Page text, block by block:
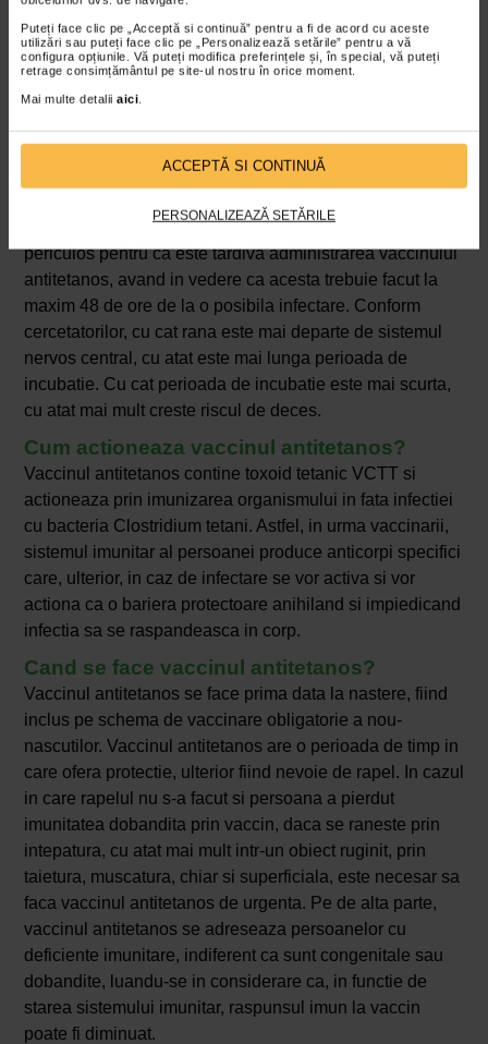
Puteți face clic pe „Acceptă si continuă” pentru a fi de acord cu aceste
utilizări sau puteți face clic pe „Personalizează setările” pentru a vă
configura opțiunile. Vă puteți modifica preferințele și, în special, vă puteți
retrage consimțământul pe site-ul nostru în orice moment.
Mai multe detalii aici.
ACCEPTĂ SI CONTINUĂ
PERSONALIZEAZĂ SETĂRILE
zile de la infectare, media fiind de 8 zile, aspect care este
periculos pentru ca este tardiva administrarea vaccinului
antitetanos, avand in vedere ca acesta trebuie facut la
maxim 48 de ore de la o posibila infectare. Conform
cercetatorilor, cu cat rana este mai departe de sistemul
nervos central, cu atat este mai lunga perioada de
incubatie. Cu cat perioada de incubatie este mai scurta,
cu atat mai mult creste riscul de deces.
Cum actioneaza vaccinul antitetanos?
Vaccinul antitetanos contine toxoid tetanic VCTT si
actioneaza prin imunizarea organismului in fata infectiei
cu bacteria Clostridium tetani. Astfel, in urma vaccinarii,
sistemul imunitar al persoanei produce anticorpi specifici
care, ulterior, in caz de infectare se vor activa si vor
actiona ca o bariera protectoare anihiland si impiedicand
infectia sa se raspandeasca in corp.
Cand se face vaccinul antitetanos?
Vaccinul antitetanos se face prima data la nastere, fiind
inclus pe schema de vaccinare obligatorie a nou-
nascutilor. Vaccinul antitetanos are o perioada de timp in
care ofera protectie, ulterior fiind nevoie de rapel. In cazul
in care rapelul nu s-a facut si persoana a pierdut
imunitatea dobandita prin vaccin, daca se raneste prin
intepatura, cu atat mai mult intr-un obiect ruginit, prin
taietura, muscatura, chiar si superficiala, este necesar sa
faca vaccinul antitetanos de urgenta. Pe de alta parte,
vaccinul antitetanos se adreseaza persoanelor cu
deficiente imunitare, indiferent ca sunt congenitale sau
dobandite, luandu-se in considerare ca, in functie de
starea sistemului imunitar, raspunsul imun la vaccin
poate fi diminuat.